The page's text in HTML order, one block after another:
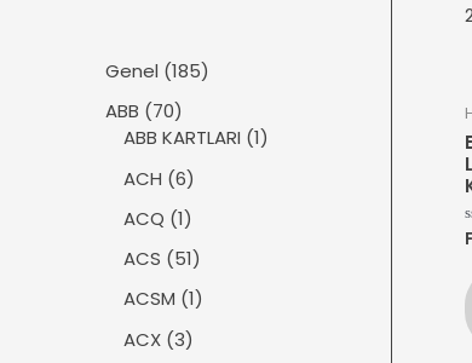
Genel 1851
ü
ABB 707
0
ü
r
ü
n
ABB KARTLARI 11
ACH 66
ü
r
ü
n
ACQ 11
ü
r
ü
ACS 515
1
ü
ACSM 11
ACX 33
5